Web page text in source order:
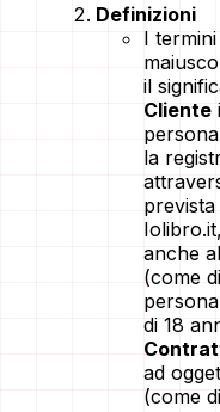
Definizioni
I
il
Cliente
la
anche
(come
di 18
ad
(come